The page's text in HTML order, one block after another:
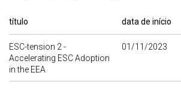
título data de início
ESC-tension 2 -
Accelerating ESC Adoption
in the EEA
01/11/2023